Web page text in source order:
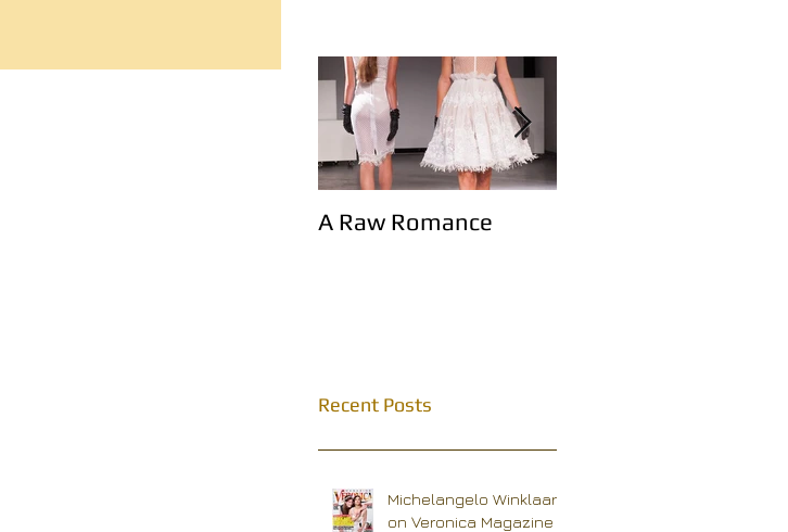
A Raw Romance
Recent Posts
Michelangelo Winklaar
on Veronica Magazine